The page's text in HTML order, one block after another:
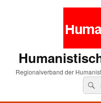
Regionalverband der